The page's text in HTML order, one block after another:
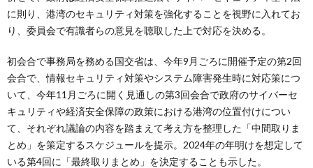
に則り、港湾のセキュリティ対策を強化することを視野に入れてお
り、委員会で有識者らの意見を聴取した上で対応を決める。
初会合で事務局を務める国交省は、今年9月ごろに開催予定の第2回
会合で、情報セキュリティ対策やシステム障害発生時に対応策につ
いて、今年11月ごろに開く見通しの第3回会合で政府のサイバーセ
キュリティや経済安全保障の政策における港湾の位置付けについ
て、それぞれ議論の内容を踏まえて考え方を整理した「中間取りま
とめ」を策定するスケジュールを提示。2024年の年明けを想定して
いる第4回に「最終取りまとめ」を決定することも示した。